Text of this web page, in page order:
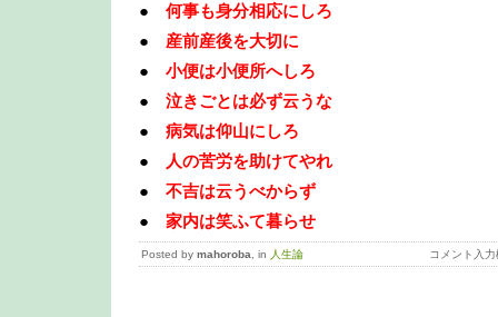
●
何事も身分相応にしろ
● 産前産後を大切に
●
小便は小便所へしろ
●
泣きごとは必ず云うな
●
病気は仰山にしろ
●
人の苦労を助けてやれ
●
不吉は云うべからず
●
家内は笑ふて暮らせ
Posted by mahoroba , in 人生論 コメント入力